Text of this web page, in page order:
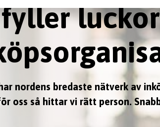
har nordens bredaste nätverk av
oss så hittar vi rätt person.